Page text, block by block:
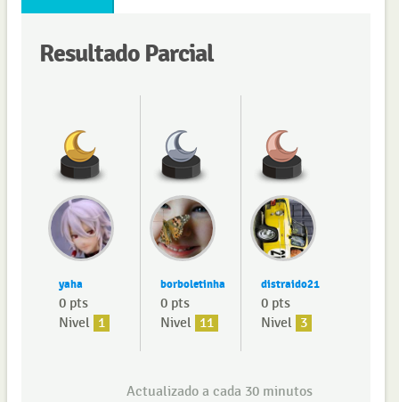
Resultado Parcial
yaha
0 pts
Nivel 1
borboletinha
0 pts
Nivel 11
distraido21
0 pts
Nivel 3
Actualizado a cada 30 minutos